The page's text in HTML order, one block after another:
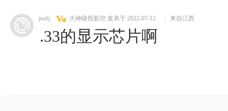
jonfj 大神级投影控 发表于 2022-07-12 来自江西
.33的显示芯片啊